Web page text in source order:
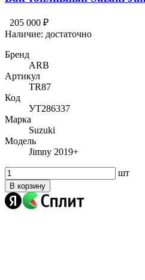
205 000 ₽
Наличие: достаточно
Бренд
ARB
Артикул
TR87
Код
УТ286337
Марка
Suzuki
Модель
Jimny 2019+
шт
В корзину